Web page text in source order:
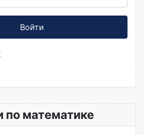
по математике
Войти